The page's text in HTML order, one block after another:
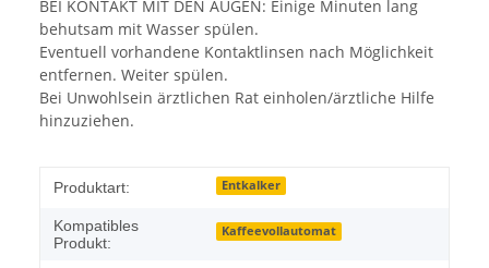
BEI KONTAKT MIT DEN AUGEN: Einige Minuten lang
behutsam mit Wasser spülen.
Eventuell vorhandene Kontaktlinsen nach Möglichkeit
entfernen. Weiter spülen.
Bei Unwohlsein ärztlichen Rat einholen/ärztliche Hilfe
hinzuziehen.
Produktart: Entkalker
Kompatibles
Produkt:
Kaffeevollautomat